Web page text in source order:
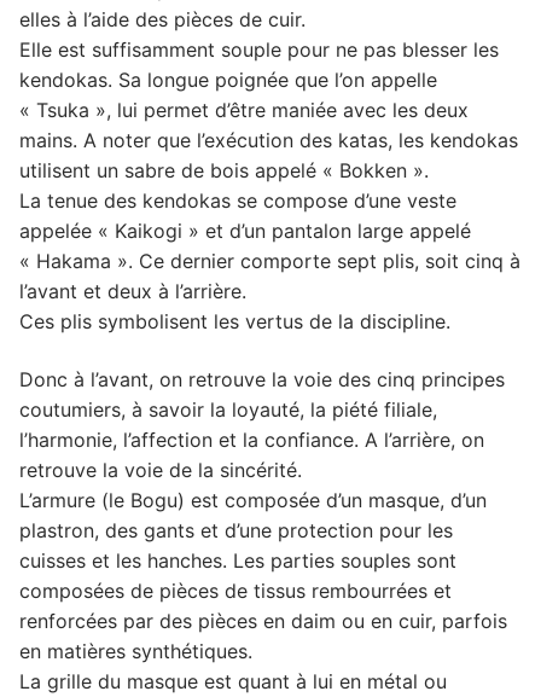
elles à l’aide des pièces de cuir.
Elle est suffisamment souple pour ne pas blesser les
kendokas. Sa longue poignée que l’on appelle
« Tsuka », lui permet d’être maniée avec les deux
mains. A noter que l’exécution des katas, les kendokas
utilisent un sabre de bois appelé « Bokken ».
La tenue des kendokas se compose d’une veste
appelée « Kaikogi » et d’un pantalon large appelé
« Hakama ». Ce dernier comporte sept plis, soit cinq à
l’avant et deux à l’arrière.
Ces plis symbolisent les vertus de la discipline.
Donc à l’avant, on retrouve la voie des cinq principes
coutumiers, à savoir la loyauté, la piété filiale,
l’harmonie, l’affection et la confiance. A l’arrière, on
retrouve la voie de la sincérité.
L’armure (le Bogu) est composée d’un masque, d’un
plastron, des gants et d’une protection pour les
cuisses et les hanches. Les parties souples sont
composées de pièces de tissus rembourrées et
renforcées par des pièces en daim ou en cuir, parfois
en matières synthétiques.
La grille du masque est quant à lui en métal ou